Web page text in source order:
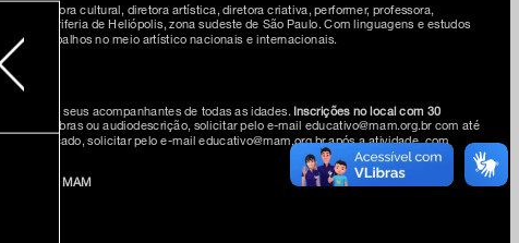
produtora cultural, diretora artística, diretora criativa, performer, professora,
na periferia de Heliópolis, zona sudeste de São Paulo. Com linguagens e estudos
trabalhos no meio artístico nacionais e internacionais.
crianças e seus acompanhantes de todas as idades. Inscrições no local com 30
de Libras ou audiodescrição, solicitar pelo e-mail educativo@mam.org.br com até
de certificado, solicitar pelo e-mail educativo@mam.org.br após a atividade, com
Domingo MAM